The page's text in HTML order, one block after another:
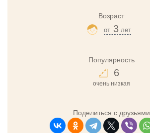
Возраст
от3лет
Популярность
6
очень низкая
Поделиться с друзьями